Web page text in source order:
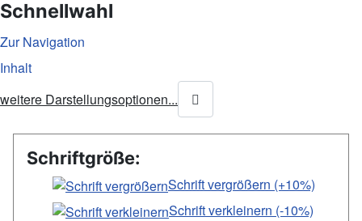
Schnellwahl
Zur Navigation
Inhalt
weitere Darstellungsoptionen...
Schriftgröße:
Schrift vergrößern (+10%)
Schrift verkleinern (-10%)